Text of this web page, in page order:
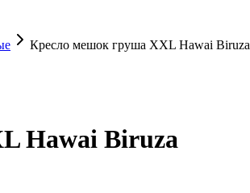
Кресло мешок груша XXL Hawai Biruza
Hawai Biruza